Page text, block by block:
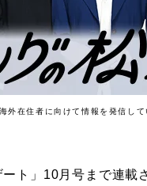
外在住者に向けて情報を発信して
ト」10月号まで連載